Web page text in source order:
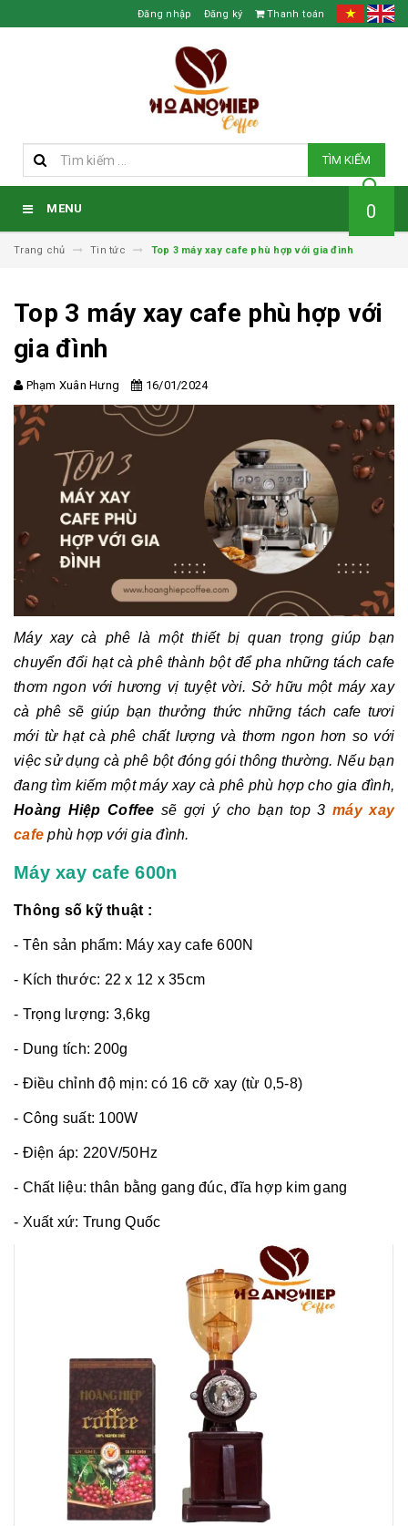
Đăng nhập Đăng ký Thanh toán
TÌM KIẾM
MENU 0
Trang chủ Tin tức Top 3 máy xay cafe phù hợp với gia đình
Top 3 máy xay cafe phù hợp với
gia đình
Phạm Xuân Hưng 16/01/2024
Máy xay cà phê là một thiết bị quan trọng giúp bạn
chuyển đổi hạt cà phê thành bột để pha những tách cafe
thơm ngon với hương vị tuyệt vời. Sở hữu một máy xay
cà phê sẽ giúp bạn thưởng thức những tách cafe tươi
mới từ hạt cà phê chất lượng và thơm ngon hơn so với
việc sử dụng cà phê bột đóng gói thông thường. Nếu bạn
đang tìm kiếm một máy xay cà phê phù hợp cho gia đình,
Hoàng Hiệp Coffee sẽ gợi ý cho bạn top 3máy xay
cafe phù hợp với gia đình.
Máy xay cafe 600n
Thông số kỹ thuật :
- Tên sản phẩm: Máy xay cafe 600N
- Kích thước: 22 x 12 x 35cm
- Trọng lượng: 3,6kg
- Dung tích: 200g
- Điều chỉnh độ mịn: có 16 cỡ xay (từ 0,5-8)
- Công suất: 100W
- Điện áp: 220V/50Hz
- Chất liệu: thân bằng gang đúc, đĩa hợp kim gang
- Xuất xứ: Trung Quốc